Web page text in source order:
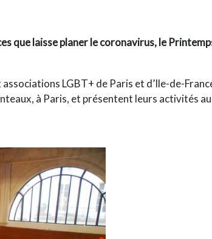
que laisse planer le coronavirus, le
associations LGBT+ de Paris et d’Ile-de-
à Paris, et présentent leurs activités